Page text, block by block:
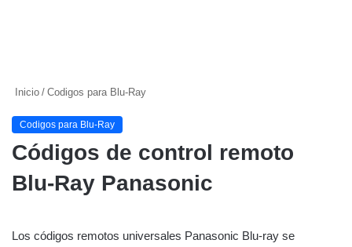
Inicio / Codigos para Blu-Ray
Codigos para Blu-Ray
Códigos de control remoto
Blu-Ray Panasonic
Los códigos remotos universales Panasonic Blu-ray se